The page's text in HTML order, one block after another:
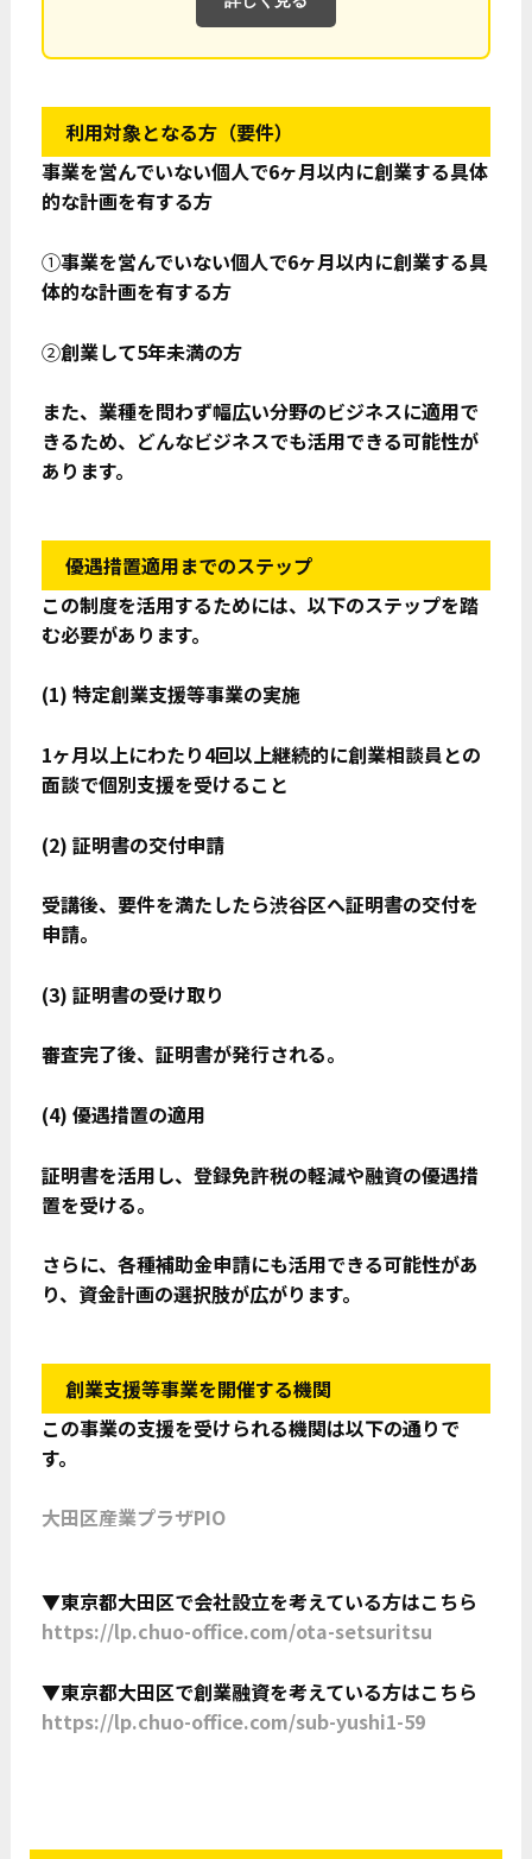
利用対象となる方（要件）
事業を営んでいない個人で6ヶ月以内に創業する具体
的な計画を有する方
①事業を営んでいない個人で6ヶ月以内に創業する具
体的な計画を有する方
②創業して5年未満の方
また、業種を問わず幅広い分野のビジネスに適用で
きるため、どんなビジネスでも活用できる可能性が
あります。
優遇措置適用までのステップ
この制度を活用するためには、以下のステップを踏
む必要があります。
(1) 特定創業支援等事業の実施
1ヶ月以上にわたり4回以上継続的に創業相談員との
面談で個別支援を受けること
(2) 証明書の交付申請
受講後、要件を満たしたら渋谷区へ証明書の交付を
申請。
(3) 証明書の受け取り
審査完了後、証明書が発行される。
(4) 優遇措置の適用
証明書を活用し、登録免許税の軽減や融資の優遇措
置を受ける。
さらに、各種補助金申請にも活用できる可能性があ
り、資金計画の選択肢が広がります。
創業支援等事業を開催する機関
この事業の支援を受けられる機関は以下の通りで
す。
大田区産業プラザPIO
▼東京都大田区で会社設立を考えている方はこちら
https://lp.chuo-office.com/ota-setsuritsu
▼東京都大田区で創業融資を考えている方はこちら
https://lp.chuo-office.com/sub-yushi1-59